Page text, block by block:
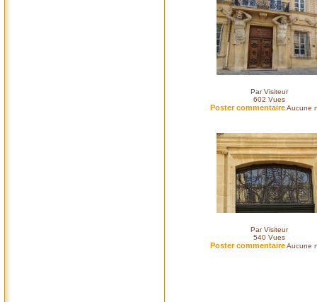
Par Visiteur
602 Vues
Poster commentaireAucune
Par Visiteur
540 Vues
Poster commentaireAucune